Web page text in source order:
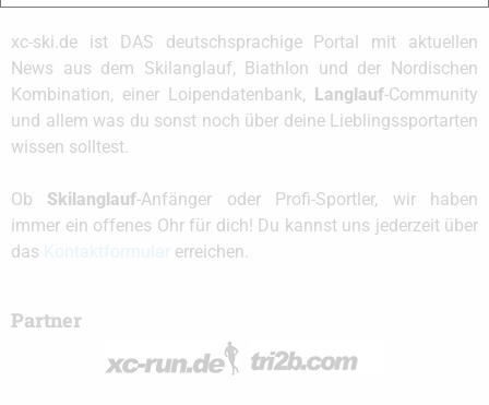
xc-ski.de ist DAS deutschsprachige Portal mit aktuellen
News aus dem Skilanglauf, Biathlon und der Nordischen
Kombination, einer Loipendatenbank,
Langlauf-Community
und allem was du sonst noch über deine Lieblingssportarten
wissen solltest.
Ob Skilanglauf-Anfänger oder Profi-Sportler, wir haben
immer ein offenes Ohr für dich! Du kannst uns jederzeit über
das
erreichen.
Partner